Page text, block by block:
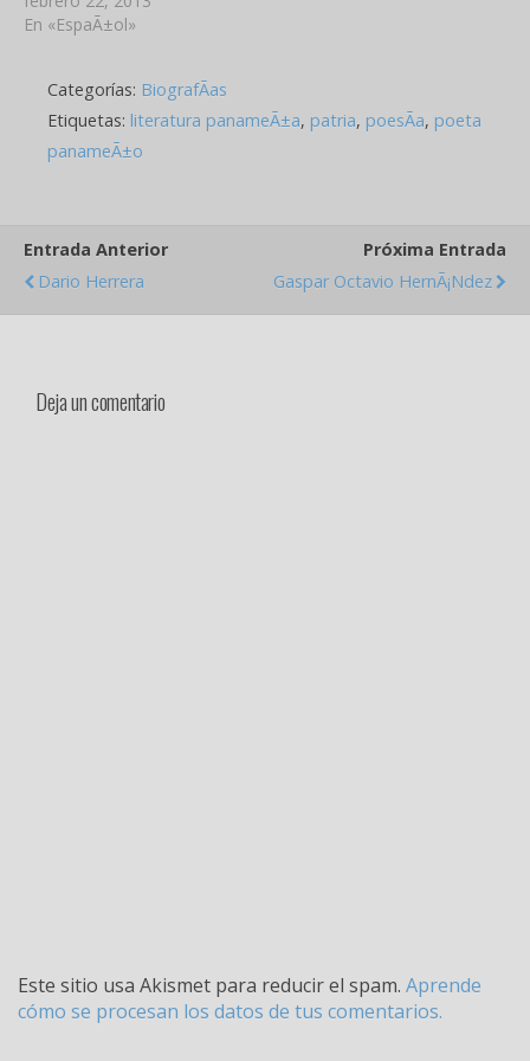
En «EspaÃ±ol»
Categorías: BiografÃ­as
Etiquetas: literatura panameÃ±a, patria, poesÃ­a, poeta
panameÃ±o
Entrada Anterior
Dario Herrera
Próxima Entrada
Gaspar Octavio HernÃ¡ndez
Deja un comentario
Este sitio usa Akismet para reducir el spam. Aprende
cómo se procesan los datos de tus comentarios.